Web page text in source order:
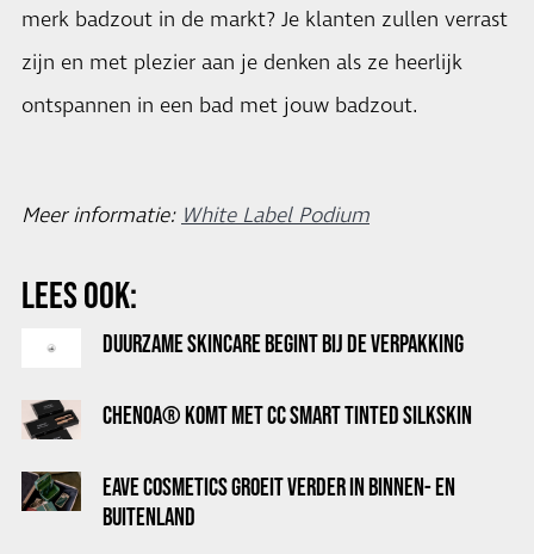
merk badzout in de markt? Je klanten zullen verrast
zijn en met plezier aan je denken als ze heerlijk
ontspannen in een bad met jouw badzout.
Meer informatie:White Label Podium
LEES OOK:
DUURZAME SKINCARE BEGINT BIJ DE VERPAKKING
CHENOA® KOMT MET CC SMART TINTED SILKSKIN
EAVE COSMETICS GROEIT VERDER IN BINNEN- EN
BUITENLAND